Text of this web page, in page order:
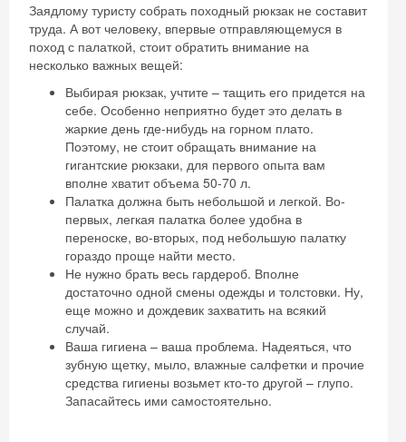
Заядлому туристу собрать походный рюкзак не составит
труда. А вот человеку, впервые отправляющемуся в
поход с палаткой, стоит обратить внимание на
несколько важных вещей:
Выбирая рюкзак, учтите – тащить его придется на
себе. Особенно неприятно будет это делать в
жаркие день где-нибудь на горном плато.
Поэтому, не стоит обращать внимание на
гигантские рюкзаки, для первого опыта вам
вполне хватит объема 50-70 л.
Палатка должна быть небольшой и легкой. Во-
первых, легкая палатка более удобна в
переноске, во-вторых, под небольшую палатку
гораздо проще найти место.
Не нужно брать весь гардероб. Вполне
достаточно одной смены одежды и толстовки. Ну,
еще можно и дождевик захватить на всякий
случай.
Ваша гигиена – ваша проблема. Надеяться, что
зубную щетку, мыло, влажные салфетки и прочие
средства гигиены возьмет кто-то другой – глупо.
Запасайтесь ими самостоятельно.